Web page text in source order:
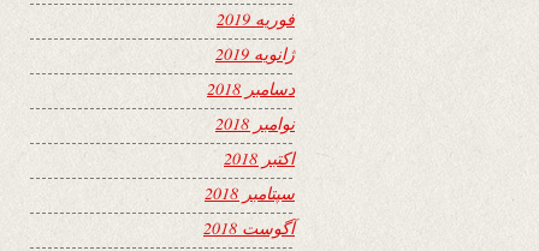
فوریه 2019
ژانویه 2019
دسامبر 2018
نوامبر 2018
اکتبر 2018
سپتامبر 2018
آگوست 2018